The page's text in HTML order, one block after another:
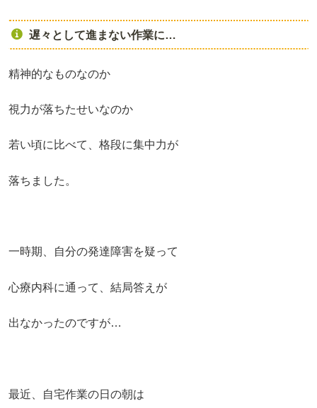
遅々として進まない作業に…
精神的なものなのか
視力が落ちたせいなのか
若い頃に比べて、格段に集中力が
落ちました。
一時期、自分の発達障害を疑って
心療内科に通って、結局答えが
出なかったのですが…
最近、自宅作業の日の朝は